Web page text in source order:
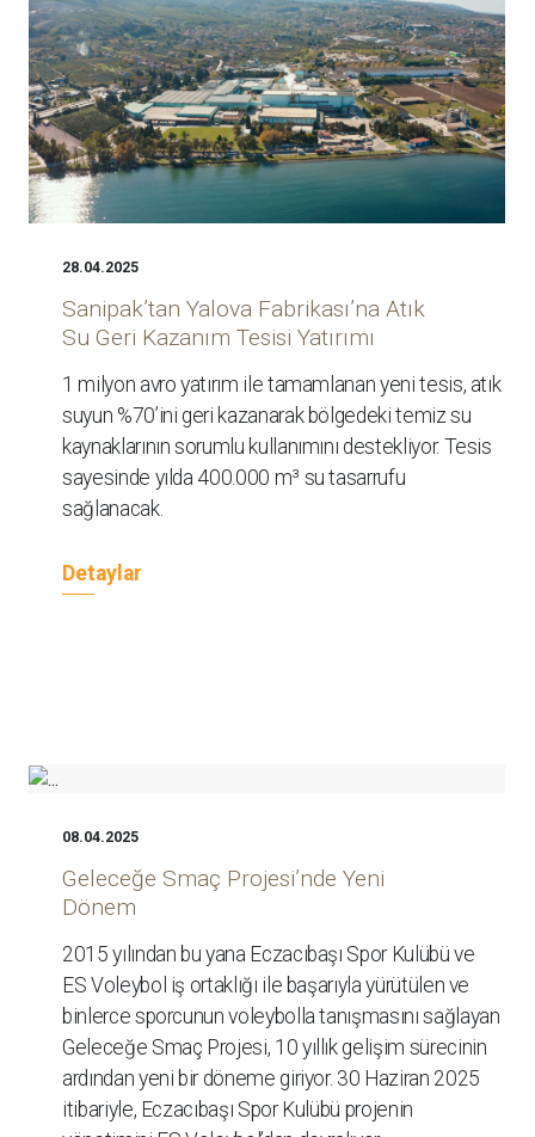
28.04.2025
Sanipak’tan Yalova Fabrikası’na Atık
Su Geri Kazanım Tesisi Yatırımı
1 milyon avro yatırım ile tamamlanan yeni tesis, atık
suyun %70’ini geri kazanarak bölgedeki temiz su
kaynaklarının sorumlu kullanımını destekliyor. Tesis
sayesinde yılda 400.000 m³ su tasarrufu
sağlanacak.
Detaylar
08.04.2025
Geleceğe Smaç Projesi’nde Yeni
Dönem
2015 yılından bu yana Eczacıbaşı Spor Kulübü ve
ES Voleybol iş ortaklığı ile başarıyla yürütülen ve
binlerce sporcunun voleybolla tanışmasını sağlayan
Geleceğe Smaç Projesi, 10 yıllık gelişim sürecinin
ardından yeni bir döneme giriyor. 30 Haziran 2025
itibariyle, Eczacıbaşı Spor Kulübü projenin